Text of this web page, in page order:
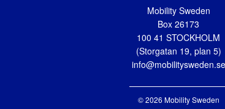
Mobility Sweden
Box 26173
100 41 STOCKHOLM
(Storgatan 19, plan 5)
info@mobilitysweden.se
© 2026 Mobility Sweden